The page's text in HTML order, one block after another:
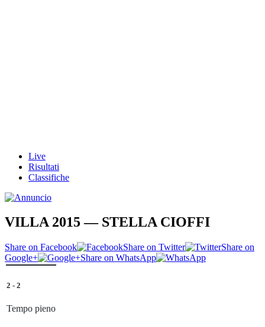
Live
Risultati
Classifiche
VILLA 2015 — STELLA CIOFFI
Share on Facebook Share on Twitter
Share on
Google+
Share on WhatsApp
2 - 2
Tempo pieno